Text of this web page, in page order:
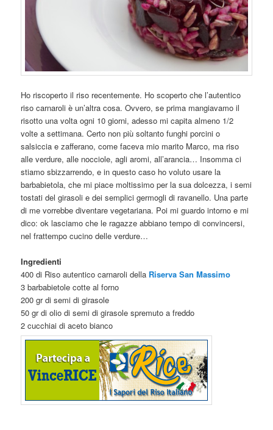
Ho riscoperto il riso recentemente. Ho scoperto che l’autentico
riso carnaroli è un’altra cosa. Ovvero, se prima mangiavamo il
risotto una volta ogni 10 giorni, adesso mi capita almeno 1/2
volte a settimana. Certo non più soltanto funghi porcini o
salsiccia e zafferano, come faceva mio marito Marco, ma riso
alle verdure, alle nocciole, agli aromi, all’arancia… Insomma ci
stiamo sbizzarrendo, e in questo caso ho voluto usare la
barbabietola, che mi piace moltissimo per la sua dolcezza, i semi
tostati del girasoli e dei semplici germogli di ravanello. Una parte
di me vorrebbe diventare vegetariana. Poi mi guardo intorno e mi
dico: ok lasciamo che le ragazze abbiano tempo di convincersi,
nel frattempo cucino delle verdure…
Ingredienti
400 di Riso autentico carnaroli della Riserva San Massimo
3 barbabietole cotte al forno
200 gr di semi di girasole
50 gr di olio di semi di girasole spremuto a freddo
2 cucchiai di aceto bianco